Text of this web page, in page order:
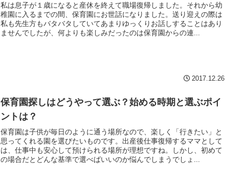
私は息子が１歳になると産休を終えて職場復帰しました。それから幼
稚園に入るまでの間、保育園にお世話になりました。送り迎えの際は
私も先生方もバタバタしていてあまりゆっくりお話しすることはあり
ませんでしたが、何よりも楽しみだったのは保育園からの連...
2017.12.26
保育園探しはどうやって選ぶ？始める時期と選ぶポイ
ントは？
保育園は子供が毎日のように通う場所なので、楽しく「行きたい」と
思ってくれる園を選びたいものです。出産後仕事復帰するママとして
は、仕事中も安心して預けられる場所が理想ですね。しかし、初めて
の場合だとどんな基準で選べばいいのか悩んでしまうでしょ...